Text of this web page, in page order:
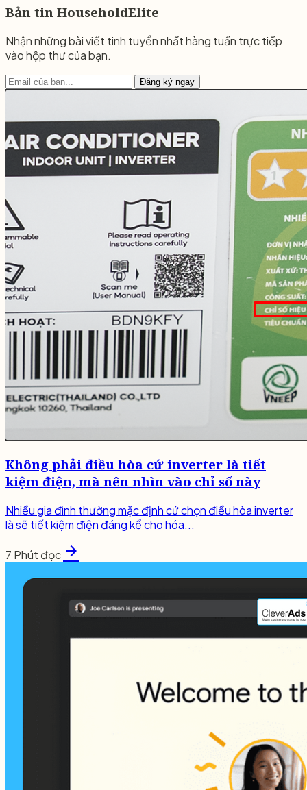
Bản tin HouseholdElite
Nhận những bài viết tinh tuyển nhất hàng tuần trực tiếp
vào hộp thư của bạn.
Đăng ký ngay
Không phải điều hòa cứ inverter là tiết
kiệm điện, mà nên nhìn vào chỉ số này
Nhiều gia đình thường mặc định cứ chọn điều hòa inverter
là sẽ tiết kiệm điện đáng kể cho hóa...
7 Phút đọc arrow_forward